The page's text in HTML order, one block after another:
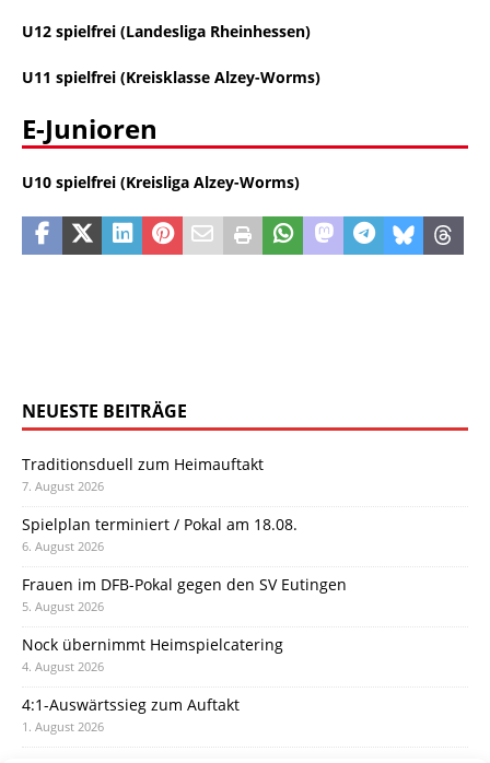
U12 spielfrei (Landesliga Rheinhessen)
U11 spielfrei (Kreisklasse Alzey-Worms)
E-Junioren
U10 spielfrei (Kreisliga Alzey-Worms)
NEUESTE BEITRÄGE
Traditionsduell zum Heimauftakt
7. August 2026
Spielplan terminiert / Pokal am 18.08.
6. August 2026
Frauen im DFB-Pokal gegen den SV Eutingen
5. August 2026
Nock übernimmt Heimspielcatering
4. August 2026
4:1-Auswärtssieg zum Auftakt
1. August 2026